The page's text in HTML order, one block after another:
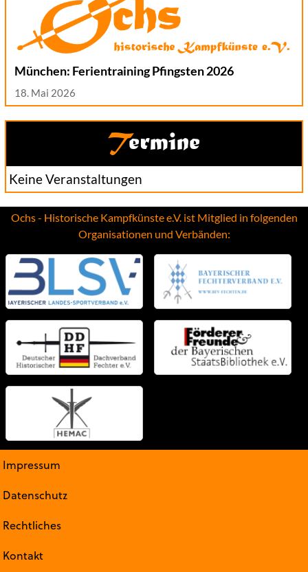
München: Ferientraining Pfingsten 2026
18. Mai 2026
Termine
Keine Veranstaltungen
Ochs - Historische Kampfkünste e.V. ist Mitglied in folgenden
Organisationen und Verbänden:
Impressum
Datenschutz
Rechtliches
Kontakt